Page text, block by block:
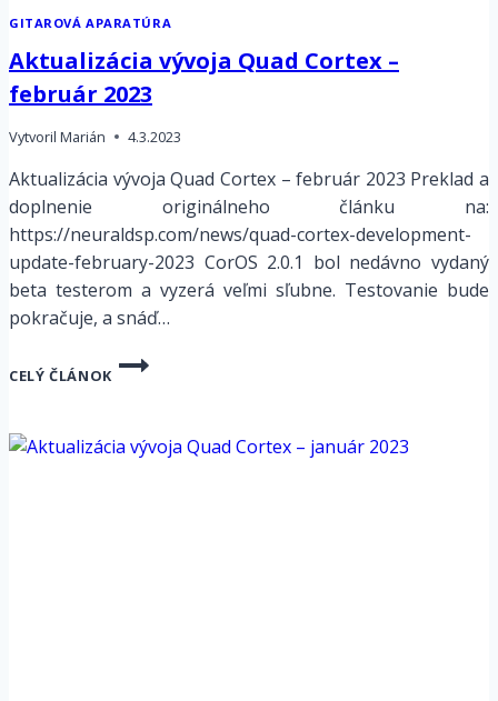
GITAROVÁ APARATÚRA
Aktualizácia vývoja Quad Cortex –
február 2023
Vytvoril Marián 4.3.2023
Aktualizácia vývoja Quad Cortex – február 2023 Preklad a
doplnenie originálneho článku na:
https://neuraldsp.com/news/quad-cortex-development-
update-february-2023 CorOS 2.0.1 bol nedávno vydaný
beta testerom a vyzerá veľmi sľubne. Testovanie bude
pokračuje, a snáď…
CELÝ ČLÁNOK
AKTUALIZÁCIA
–